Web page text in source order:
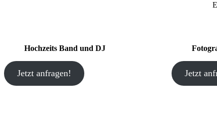
Hochzeits Band und DJ
Jetzt anfragen! Jetzt